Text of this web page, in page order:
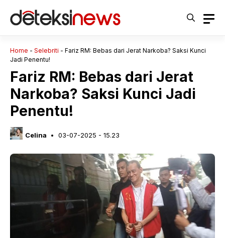
Home - Selebriti - Fariz RM: Bebas dari Jerat Narkoba? Saksi Kunci
Jadi Penentu!
Fariz RM: Bebas dari Jerat
Narkoba? Saksi Kunci Jadi
Penentu!
Celina 03-07-2025 - 15.23